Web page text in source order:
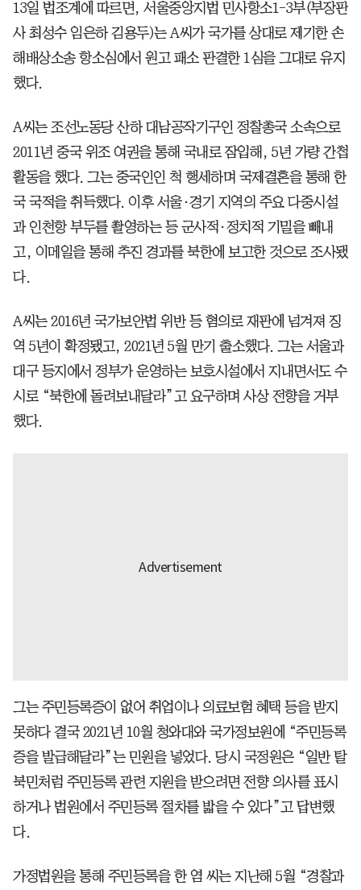
13일 법조계에 따르면, 서울중앙지법 민사항소1-3부(부장판
사 최성수 임은하 김용두)는 A씨가 국가를 상대로 제기한 손
해배상소송 항소심에서 원고 패소 판결한 1심을 그대로 유지
했다.
A씨는 조선노동당 산하 대남공작기구인 정찰총국 소속으로
2011년 중국 위조 여권을 통해 국내로 잠입해, 5년 가량 간첩
활동을 했다. 그는 중국인인 척 행세하며 국제결혼을 통해 한
국 국적을 취득했다. 이후 서울·경기 지역의 주요 다중시설
과 인천항 부두를 촬영하는 등 군사적·정치적 기밀을 빼내
고, 이메일을 통해 추진 경과를 북한에 보고한 것으로 조사됐
다.
A씨는 2016년 국가보안법 위반 등 혐의로 재판에 넘겨져 징
역 5년이 확정됐고, 2021년 5월 만기 출소했다. 그는 서울과
대구 등지에서 정부가 운영하는 보호시설에서 지내면서도 수
시로 “북한에 돌려보내달라”고 요구하며 사상 전향을 거부
했다.
그는 주민등록증이 없어 취업이나 의료보험 혜택 등을 받지
못하다 결국 2021년 10월 청와대와 국가정보원에 “주민등록
증을 발급해달라”는 민원을 넣었다. 당시 국정원은 “일반 탈
북민처럼 주민등록 관련 지원을 받으려면 전향 의사를 표시
하거나 법원에서 주민등록 절차를 밟을 수 있다”고 답변했
다.
가정법원을 통해 주민등록을 한 염 씨는 지난해 5월 “경찰과